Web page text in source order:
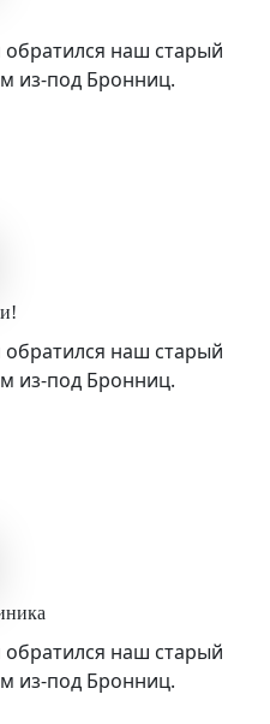
наш старый
из-под Бронниц.
наш старый
из-под Бронниц.
наш старый
из-под Бронниц.